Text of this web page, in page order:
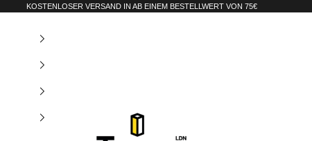
KOSTENLOSER VERSAND IN AB EINEM BESTELLWERT VON 75€
Tower-London.De